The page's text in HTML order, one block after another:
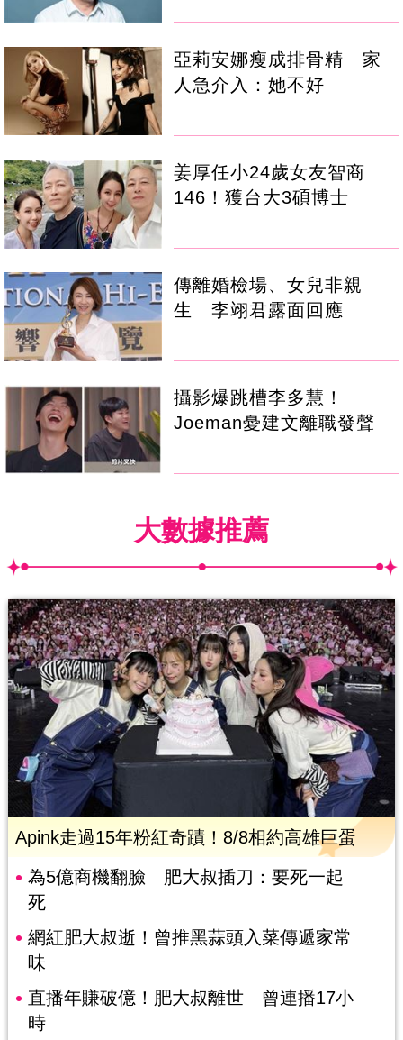
亞莉安娜瘦成排骨精 家
人急介入：她不好
姜厚任小24歲女友智商
146！獲台大3碩博士
傳離婚檢場、女兒非親
生 李翊君露面回應
攝影爆跳槽李多慧！
Joeman憂建文離職發聲
大數據推薦
Apink走過15年粉紅奇蹟！8/8相約高雄巨蛋
為5億商機翻臉 肥大叔插刀：要死一起
死
網紅肥大叔逝！曾推黑蒜頭入菜傳遞家常
味
直播年賺破億！肥大叔離世 曾連播17小
時